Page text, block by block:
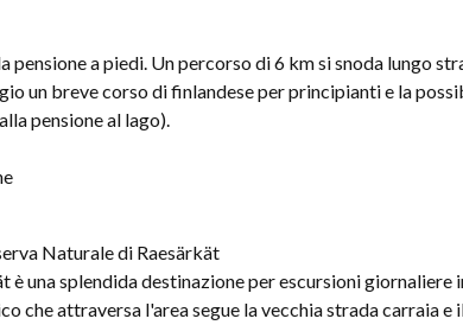
pensione a piedi. Un percorso di 6 km si snoda lungo
un breve corso di finlandese per principianti e la
pensione al lago).
Naturale di Raesärkät
è una splendida destinazione per escursioni giornaliere
che attraversa l'area segue la vecchia strada carraia e